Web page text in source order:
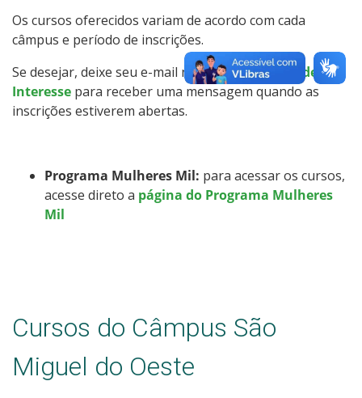
Orientações para Matrícula
Transferências e Retornos
Estatísticas dos Processos Seletivos
Os cursos oferecidos variam de acordo com cada
câmpus e período de inscrições.
Se desejar, deixe seu e-mail no nossoCadastro de
Interesse para receber uma mensagem quando as
inscrições estiverem abertas.
Programa Mulheres Mil: para acessar os cursos,
acesse direto a página do Programa Mulheres
Mil
Cursos do Câmpus São
Miguel do Oeste